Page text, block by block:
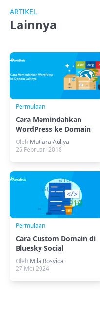
ARTIKEL
Lainnya
Permulaan
Cara Memindahkan
WordPress ke Domain
Lainnya
Oleh Mutiara Auliya
26 Februari 2018
Permulaan
Cara Custom Domain di
Bluesky Social
Oleh Mila Rosyida
27 Mei 2024